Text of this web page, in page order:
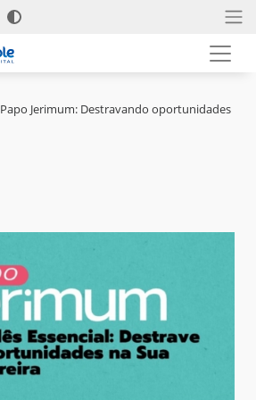
Papo Jerimum: Destravando oportunidades